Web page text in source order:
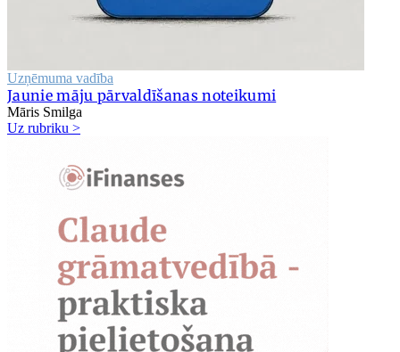
Uzņēmuma vadība
Jaunie māju pārvaldīšanas noteikumi
Māris Smilga
Uz rubriku >